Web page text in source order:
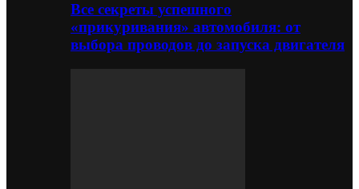
Все секреты успешного
«прикуривания» автомобиля: от
выбора проводов до запуска двигателя